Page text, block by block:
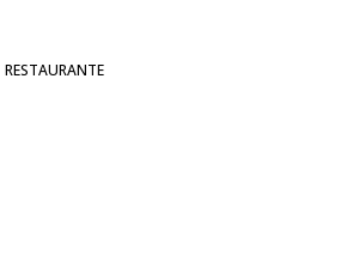
RESTAURANTE